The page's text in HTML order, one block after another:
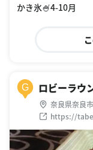
かき氷🍧4-10月
G ロビーラウ
奈良県奈良
https://